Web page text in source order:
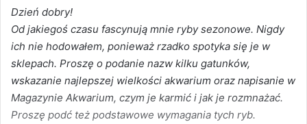
Dzień dobry!
Od jakiegoś czasu fascynują mnie ryby sezonowe. Nigdy
ich nie hodowałem, ponieważ rzadko spotyka się je w
sklepach. Proszę o podanie nazw kilku gatunków,
wskazanie najlepszej wielkości akwarium oraz napisanie w
Magazynie Akwarium, czym je karmić i jak je rozmnażać.
Proszę podć też podstawowe wymagania tych ryb.